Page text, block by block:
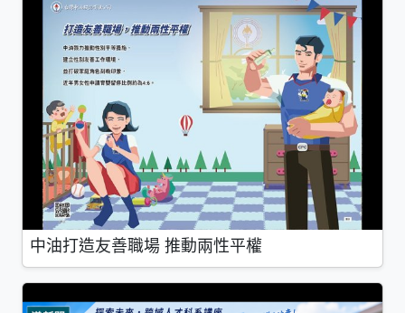
中油打造友善職場 推動兩性平權